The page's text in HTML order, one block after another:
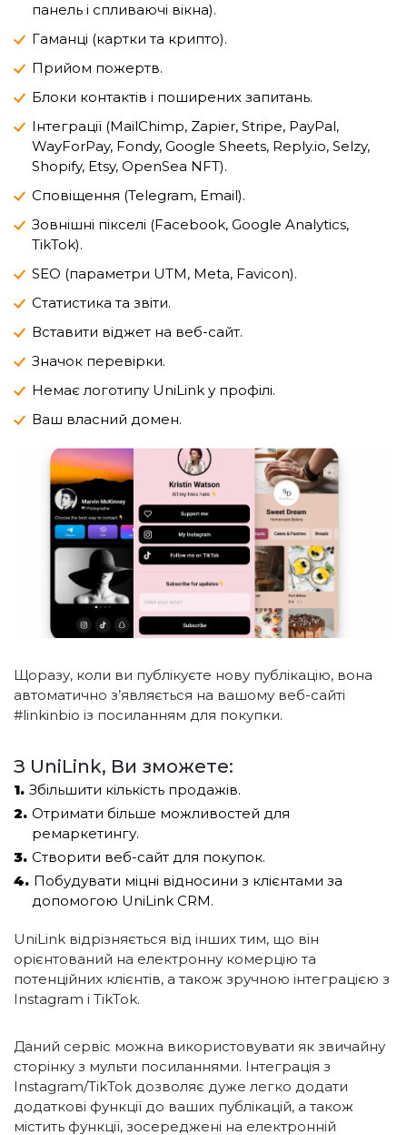
панель і спливаючі вікна).
Гаманці (картки та крипто).
Прийом пожертв.
Блоки контактів і поширених запитань.
Інтеграції (MailChimp, Zapier, Stripe, PayPal,
WayForPay, Fondy, Google Sheets, Reply.io, Selzy,
Shopify, Etsy, OpenSea NFT).
Сповіщення (Telegram, Email).
Зовнішні пікселі (Facebook, Google Analytics,
TikTok).
SEO (параметри UTM, Meta, Favicon).
Статистика та звіти.
Вставити віджет на веб-сайт.
Значок перевірки.
Немає логотипу UniLink у профілі.
Ваш власний домен.
Щоразу, коли ви публікуєте нову публікацію, вона
автоматично з’являється на вашому веб-сайті
#linkinbio із посиланням для покупки.
З UniLink, Ви зможете:
Збільшити кількість продажів.
Отримати більше можливостей для
ремаркетингу.
Створити веб-сайт для покупок.
Побудувати міцні відносини з клієнтами за
допомогою UniLink CRM.
UniLink відрізняється від інших тим, що він
орієнтований на електронну комерцію та
потенційних клієнтів, а також зручною інтеграцією з
Instagram і TikTok.
Даний сервіс можна використовувати як звичайну
сторінку з мульти посиланнями. Інтеграція з
Instagram/TikTok дозволяє дуже легко додати
додаткові функції до ваших публікацій, а також
містить функції, зосереджені на електронній